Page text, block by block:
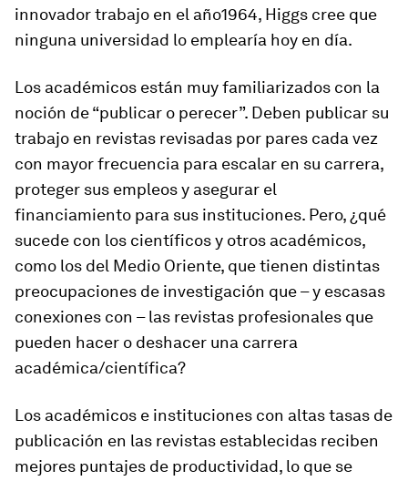
innovador trabajo en el año1964, Higgs cree que
ninguna universidad lo emplearía hoy en día.
Los académicos están muy familiarizados con la
noción de “publicar o perecer”. Deben publicar su
trabajo en revistas revisadas por pares cada vez
con mayor frecuencia para escalar en su carrera,
proteger sus empleos y asegurar el
financiamiento para sus instituciones. Pero, ¿qué
sucede con los científicos y otros académicos,
como los del Medio Oriente, que tienen distintas
preocupaciones de investigación que – y escasas
conexiones con – las revistas profesionales que
pueden hacer o deshacer una carrera
académica/científica?
Los académicos e instituciones con altas tasas de
publicación en las revistas establecidas reciben
mejores puntajes de productividad, lo que se